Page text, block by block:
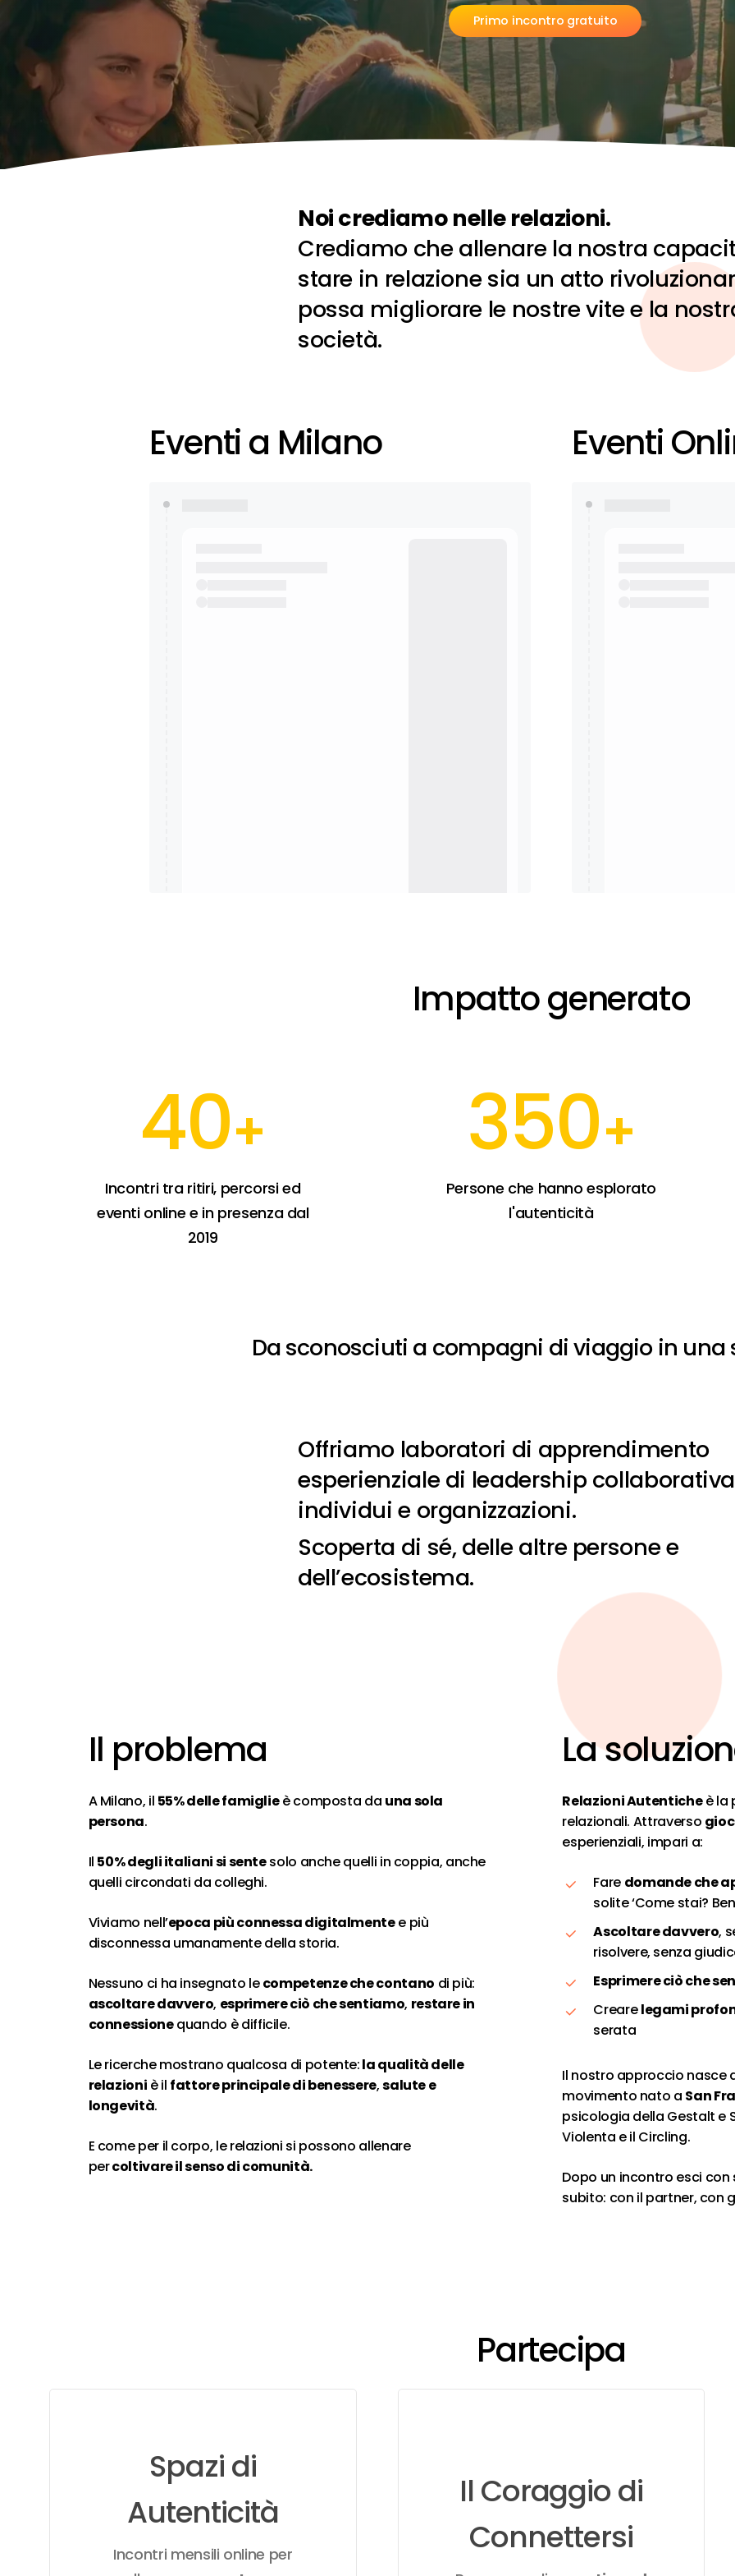
Primo incontro gratuito
Noi crediamo nelle relazioni.
Crediamo che allenare la nostra
stare in relazione sia un atto
possa migliorare le nostre vite e la
società.
Eventi a Milano Eventi
Impattogenerato
40+
Incontri tra ritiri, percorsi ed
eventi online e in presenza dal
2019
350+
Persone che hanno esplorato
l'autenticità
Dasconosciuti a compagni diviaggio in una
Offriamo laboratori di apprendimento
esperienziale di leadership
individui e organizzazioni.
Scoperta di sé, delle altre persone e
dell’ecosistema.
Il problema
A Milano, il 55% delle famiglieè composta da una sola
persona.
Il 50% degli italiani si sentesolo anche quelli in coppia, anche
quelli circondati da colleghi.
Viviamo nell’epoca più connessa digitalmentee più
disconnessa umanamente della storia.
Nessuno ci ha insegnato lecompetenze che contano di più:
ascoltare davvero, esprimere ciò che sentiamo, restare in
connessionequando è difficile.
Le ricerche mostrano qualcosa di potente:la qualità delle
relazioni è il fattore principale di benessere,salute e
longevità.
E come per il corpo, le relazioni si possono allenare
percoltivare il senso di comunità.
La
Relazioni Autenticheè la
relazionali. Attraverso
esperienziali, impari a:
Fare domande che
solite ‘Come stai?
Ascoltare davvero,
risolvere, senza
Esprimere ciò che
Crearelegami
serata
Il nostro approccio nasce
movimento nato a San
psicologia della Gestalt e
Violenta e il Circling.
Dopo un incontro esci con
subito: con il partner, con
Partecipa
Spazi di
Autenticità
Incontri mensili online per
Il Coraggio di
Connettersi